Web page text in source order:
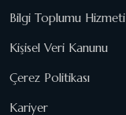
Bilgi Toplumu Hizmeti
Kişisel Veri Kanunu
Çerez Politikası
Kariyer